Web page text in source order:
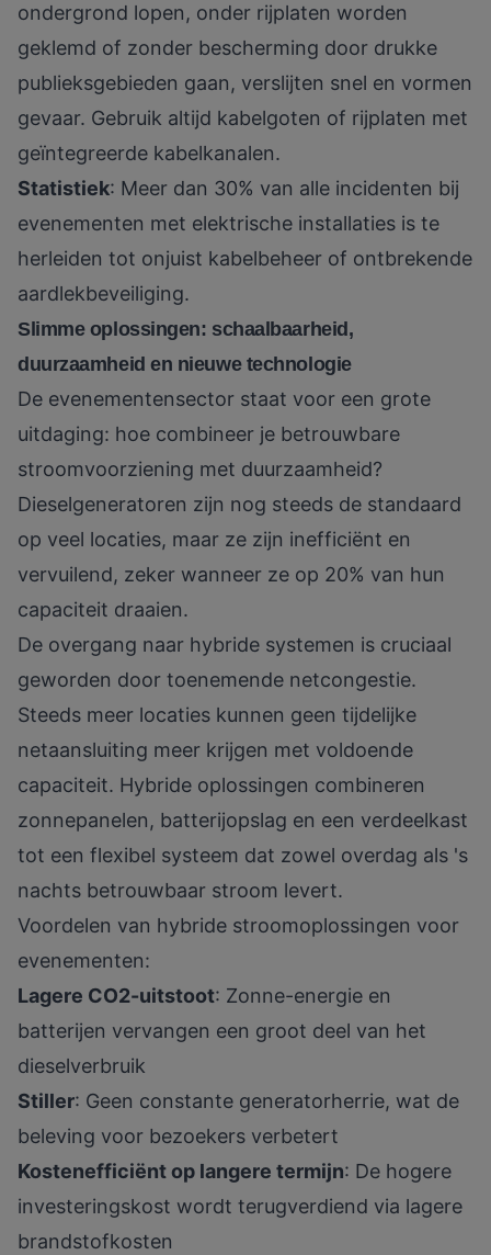
ondergrond lopen, onder rijplaten worden
geklemd of zonder bescherming door drukke
publieksgebieden gaan, verslijten snel en vormen
gevaar. Gebruik altijd kabelgoten of rijplaten met
geïntegreerde kabelkanalen.
Statistiek: Meer dan 30% van alle incidenten bij
evenementen met elektrische installaties is te
herleiden tot onjuist kabelbeheer of ontbrekende
aardlekbeveiliging.
Slimme oplossingen: schaalbaarheid,
duurzaamheid en nieuwe technologie
De evenementensector staat voor een grote
uitdaging: hoe combineer je betrouwbare
stroomvoorziening met duurzaamheid?
Dieselgeneratoren zijn nog steeds de standaard
op veel locaties, maar ze zijn inefficiënt en
vervuilend, zeker wanneer ze op 20% van hun
capaciteit draaien.
De overgang naar hybride systemen is cruciaal
geworden door toenemende netcongestie.
Steeds meer locaties kunnen geen tijdelijke
netaansluiting meer krijgen met voldoende
capaciteit. Hybride oplossingen combineren
zonnepanelen, batterijopslag en een verdeelkast
tot een flexibel systeem dat zowel overdag als 's
nachts betrouwbaar stroom levert.
Voordelen van hybride stroomoplossingen voor
evenementen:
Lagere CO2-uitstoot: Zonne-energie en
batterijen vervangen een groot deel van het
dieselverbruik
Stiller: Geen constante generatorherrie, wat de
beleving voor bezoekers verbetert
Kostenefficiënt op langere termijn: De hogere
investeringskost wordt terugverdiend via lagere
brandstofkosten